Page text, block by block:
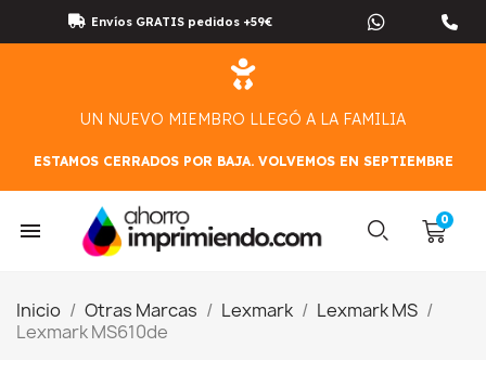
Envíos GRATIS pedidos +59€
UN NUEVO MIEMBRO LLEGÓ A LA FAMILIA
ESTAMOS CERRADOS POR BAJA. VOLVEMOS EN SEPTIEMBRE
Inicio Otras Marcas Lexmark
Lexmark MS
Lexmark MS610de